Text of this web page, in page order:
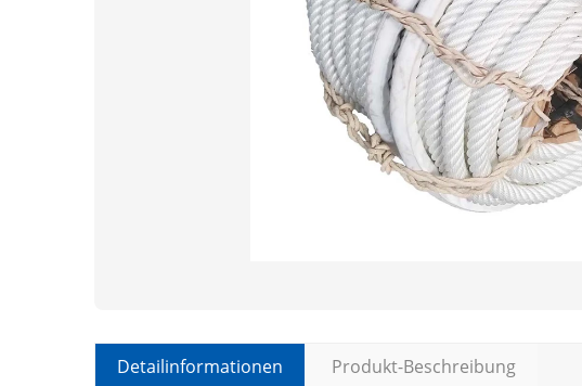
Detailinformationen Produkt-Beschreibung